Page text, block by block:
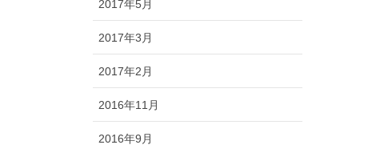
2017年5月
2017年3月
2017年2月
2016年11月
2016年9月